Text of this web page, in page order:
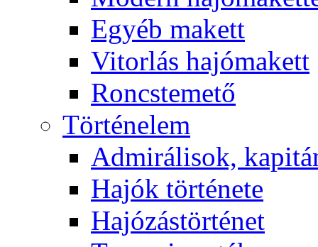
Egyéb makett
Vitorlás hajómakett
Roncstemető
Történelem
Admirálisok,
Hajók története
Hajózástörténet